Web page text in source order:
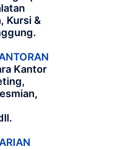
Kursi &
Kantor